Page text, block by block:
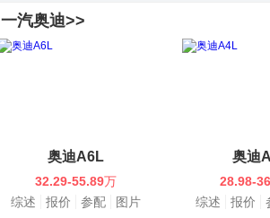
一汽奥迪>>
奥迪A6L
32.29-55.89万
综述
报价 参配 图片
奥迪
28.98-
综述
报价